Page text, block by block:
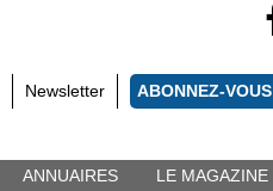
Newsletter ABONNEZ-VOUS
ANNUAIRES
LE MAGAZINE